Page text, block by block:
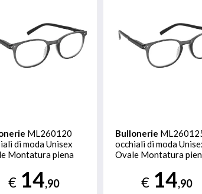
ML260120
di moda Unisex
Montatura piena
€ 14,90
Bullonerie
occhiali di moda
Ovale Montatura
€ 14,90